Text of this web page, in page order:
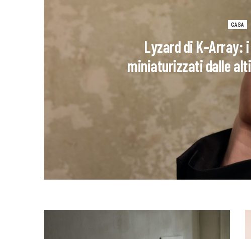
CASA
Lyzard di K-Array:
miniaturizzati dalle